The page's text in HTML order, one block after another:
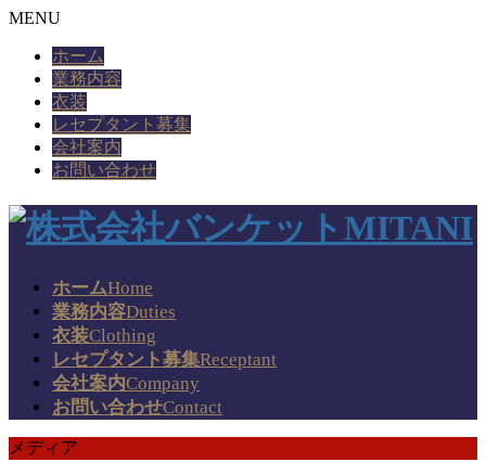
MENU
ホーム
業務内容
衣装
レセプタント募集
会社案内
お問い合わせ
ホームHome
業務内容Duties
衣装Clothing
レセプタント募集Receptant
会社案内Company
お問い合わせContact
メディア